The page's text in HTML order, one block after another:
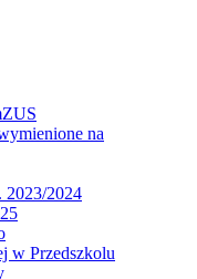
na
2023/2024
w Przedszkolu